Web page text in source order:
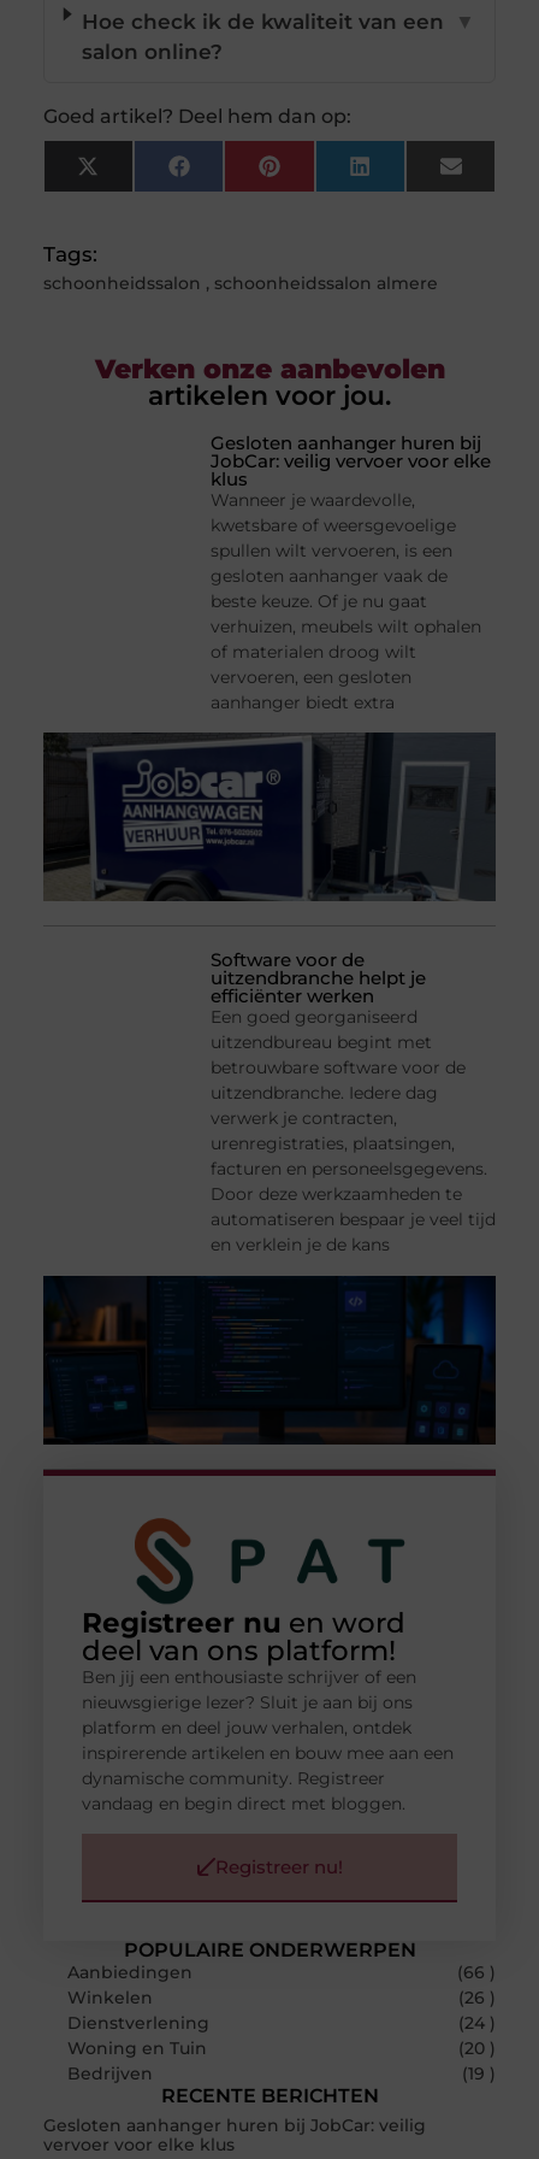
Hoe check ik de kwaliteit van een
salon online?
▼
Goed artikel? Deel hem dan op:
X
(Twitter)
FacebookPinterestLinkedInEmail
Tags:
schoonheidssalon , schoonheidssalon almere
Verken onze aanbevolen
artikelen voor jou.
Gesloten aanhanger huren bij
JobCar: veilig vervoer voor elke
klus
Wanneer je waardevolle,
kwetsbare of weersgevoelige
spullen wilt vervoeren, is een
gesloten aanhanger vaak de
beste keuze. Of je nu gaat
verhuizen, meubels wilt ophalen
of materialen droog wilt
vervoeren, een gesloten
aanhanger biedt extra
Software voor de
uitzendbranche helpt je
efficiënter werken
Een goed georganiseerd
uitzendbureau begint met
betrouwbare software voor de
uitzendbranche. Iedere dag
verwerk je contracten,
urenregistraties, plaatsingen,
facturen en personeelsgegevens.
Door deze werkzaamheden te
automatiseren bespaar je veel tijd
en verklein je de kans
POPULAIRE ONDERWERPEN
Aanbiedingen
(66 )
Winkelen
(26 )
Dienstverlening
(24 )
Woning en Tuin
(20 )
Bedrijven
(19 )
RECENTE BERICHTEN
Gesloten aanhanger huren bij JobCar: veilig
vervoer voor elke klus
Registreer nu en word
deel van ons platform!
Ben jij een enthousiaste schrijver of een
nieuwsgierige lezer? Sluit je aan bij ons
platform en deel jouw verhalen, ontdek
inspirerende artikelen en bouw mee aan een
dynamische community. Registreer
vandaag en begin direct met bloggen.
Registreer nu!